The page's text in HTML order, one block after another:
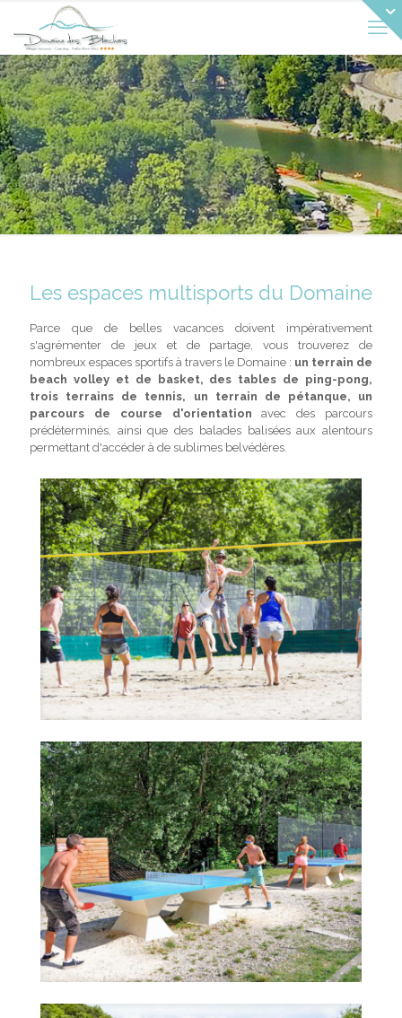
Les espaces multisports du Domaine
Parce que de belles vacances doivent impérativement
s'agrémenter de jeux et de partage, vous trouverez de
nombreux espaces sportifs à travers le Domaine : un terrain de
beach volley et de basket, des tables de ping-pong,
trois terrains de tennis, un terrain de pétanque, un
parcours de course d'orientation avec des parcours
prédéterminés, ainsi que des balades balisées aux alentours
permettant d'accéder à de sublimes belvédères.